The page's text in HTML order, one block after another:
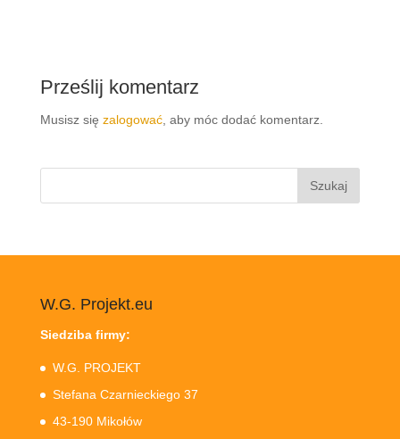
Prześlij komentarz
Musisz się zalogować, aby móc dodać komentarz.
Szukaj:
W.G. Projekt.eu
Siedziba firmy:
W.G. PROJEKT
Stefana Czarnieckiego 37
43-190 Mikołów